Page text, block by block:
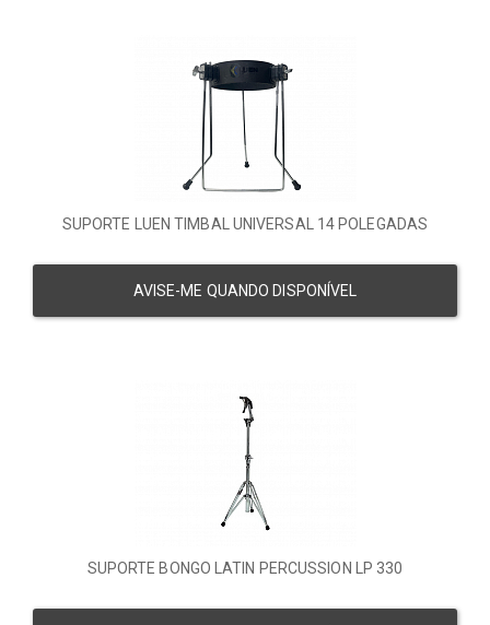
SUPORTE LUEN TIMBAL UNIVERSAL 14 POLEGADAS
AVISE-ME QUANDO DISPONÍVEL
SUPORTE BONGO LATIN PERCUSSION LP 330